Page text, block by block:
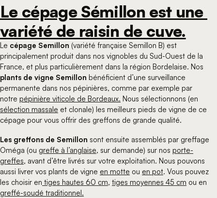
Le cépage Sémillon est une
variété de raisin de cuve.
Le cépage Semillon (variété française Semillon B) est
principalement produit dans nos vignobles du Sud-Ouest de la
France, et plus particulièrement dans la région Bordelaise. Nos
plants de vigne Semillon bénéficient d’une surveillance
permanente dans nos pépinières, comme par exemple par
notre pépinière viticole de Bordeaux. Nous sélectionnons (en
sélection massale et clonale) les meilleurs pieds de vigne de ce
cépage pour vous offrir des greffons de grande qualité.
Les greffons de Semillon sont ensuite assemblés par greffage
Oméga (ou greffe à l’anglaise, sur demande) sur nos porte-
greffes, avant d’être livrés sur votre exploitation. Nous pouvons
aussi livrer vos plants de vigne en motte ou en pot. Vous pouvez
les choisir en tiges hautes 60 cm, tiges moyennes 45 cm ou en
greffé-soudé traditionnel.